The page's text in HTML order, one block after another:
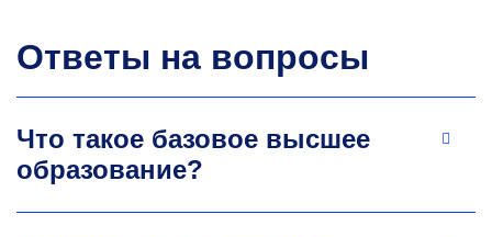
Ответы на вопросы
Что такое базовое высшее
образование?